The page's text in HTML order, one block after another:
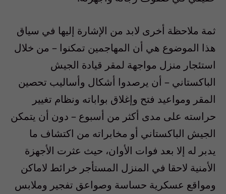
ثمة ملاحظة أخرى لابد من الإشارة إليها في سياق
هذا الموضوع هي أن المهاجمين تمكنوا – من خلال
استئجار منزل مواجهة لمقر قيادة الجيش
الباكستاني – أن يرصدوا أشكال وأساليب تحصين
المقر ومواعيد فتح وإغلاق بواباته ونظام تغيير
حراسته على مدى أكثر من أسبوع – دون أن يتمكن
الجيش الباكستاني أو مخابراته من اكتشاف ما
يدبر له إلا بعد فوات الأوان، حيث عثرت الأجهزة
الأمنية لاحقا في المنزل المستأجر خرائط لاماكن
ومواقع عسكرية حساسة وصواعق تفجير وملابس